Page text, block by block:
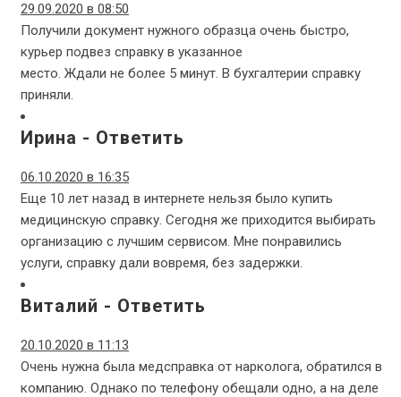
29.09.2020 в 08:50
Получили документ нужного образца очень быстро,
курьер подвез справку в указанное
место. Ждали не более 5 минут. В бухгалтерии справку
приняли.
Ирина - Ответить
06.10.2020 в 16:35
Еще 10 лет назад в интернете нельзя было купить
медицинскую справку. Сегодня же приходится выбирать
организацию с лучшим сервисом. Мне понравились
услуги, справку дали вовремя, без задержки.
Виталий - Ответить
20.10.2020 в 11:13
Очень нужна была медсправка от нарколога, обратился в
компанию. Однако по телефону обещали одно, а на деле